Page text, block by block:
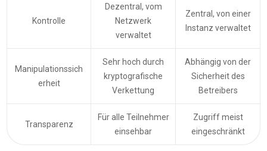
Kontrolle
Dezentral, vom
Netzwerk
verwaltet
Zentral, von einer
Instanz verwaltet
Manipulationssich
erheit
Sehr hoch durch
kryptografische
Verkettung
Abhängig von der
Sicherheit des
Betreibers
Transparenz
Für alle Teilnehmer
einsehbar
Zugriff meist
eingeschränkt